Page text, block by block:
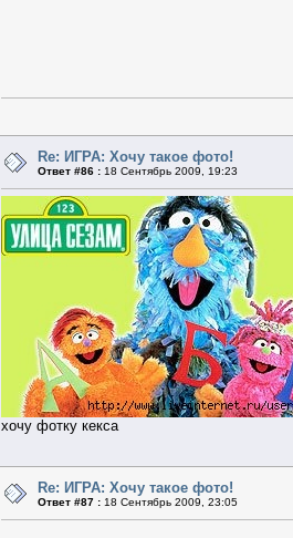
Re: ИГРА: Хочу такое фото!
Ответ #86 : 18 Сентябрь 2009, 19:23
хочу фотку кекса
Re: ИГРА: Хочу такое фото!
Ответ #87 : 18 Сентябрь 2009, 23:05